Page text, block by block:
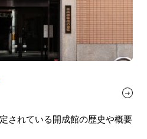
されている開成館の歴史や概要